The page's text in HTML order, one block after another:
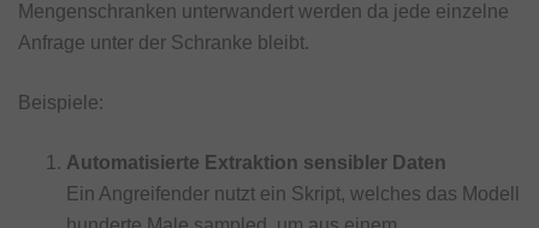
Mengenschranken unterwandert werden da jede einzelne
Anfrage unter der Schranke bleibt.
Beispiele:
Automatisierte Extraktion sensibler Daten
Ein Angreifender nutzt ein Skript, welches das Modell